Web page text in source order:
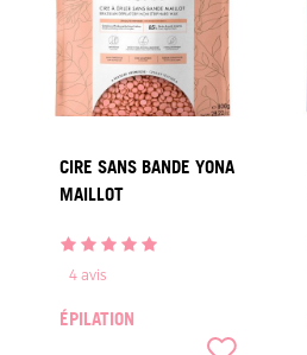
CIRE SANS BANDE YONA
MAILLOT
4 avis
ÉPILATION